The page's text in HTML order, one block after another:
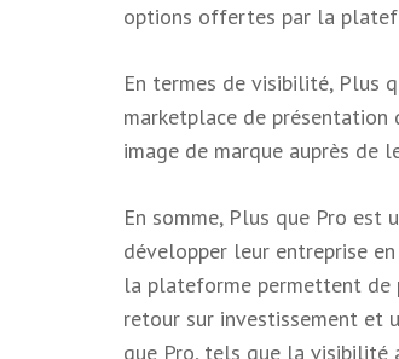
options offertes par la
En termes de visibilité, Plus
marketplace de présentation
image de marque auprès de
En somme, Plus que Pro
développer leur entreprise
la plateforme permettent de
retour sur investissement et
que Pro, tels que la visibilité